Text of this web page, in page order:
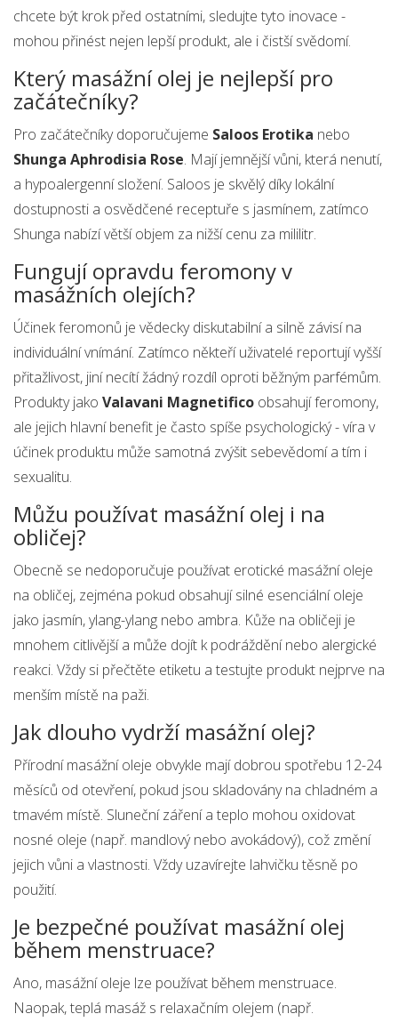
chcete být krok před ostatními, sledujte tyto inovace -
mohou přinést nejen lepší produkt, ale i čistší svědomí.
Který masážní olej je nejlepší pro
začátečníky?
Pro začátečníky doporučujeme Saloos Erotika nebo
Shunga Aphrodisia Rose. Mají jemnější vůni, která nenutí,
a hypoalergenní složení. Saloos je skvělý díky lokální
dostupnosti a osvědčené receptuře s jasmínem, zatímco
Shunga nabízí větší objem za nižší cenu za mililitr.
Fungují opravdu feromony v
masážních olejích?
Účinek feromonů je vědecky diskutabilní a silně závisí na
individuální vnímání. Zatímco někteří uživatelé reportují vyšší
přitažlivost, jiní necítí žádný rozdíl oproti běžným parfémům.
Produkty jako Valavani Magnetifico obsahují feromony,
ale jejich hlavní benefit je často spíše psychologický - víra v
účinek produktu může samotná zvýšit sebevědomí a tím i
sexualitu.
Můžu používat masážní olej i na
obličej?
Obecně se nedoporučuje používat erotické masážní oleje
na obličej, zejména pokud obsahují silné esenciální oleje
jako jasmín, ylang-ylang nebo ambra. Kůže na obličeji je
mnohem citlivější a může dojít k podráždění nebo alergické
reakci. Vždy si přečtěte etiketu a testujte produkt nejprve na
menším místě na paži.
Jak dlouho vydrží masážní olej?
Přírodní masážní oleje obvykle mají dobrou spotřebu 12-24
měsíců od otevření, pokud jsou skladovány na chladném a
tmavém místě. Sluneční záření a teplo mohou oxidovat
nosné oleje (např. mandlový nebo avokádový), což změní
jejich vůni a vlastnosti. Vždy uzavírejte lahvičku těsně po
použití.
Je bezpečné používat masážní olej
během menstruace?
Ano, masážní oleje lze používat během menstruace.
Naopak, teplá masáž s relaxačním olejem (např.